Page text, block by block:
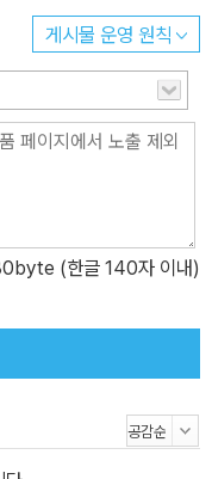
게시물 운영 원칙
(한글 140자 이내)